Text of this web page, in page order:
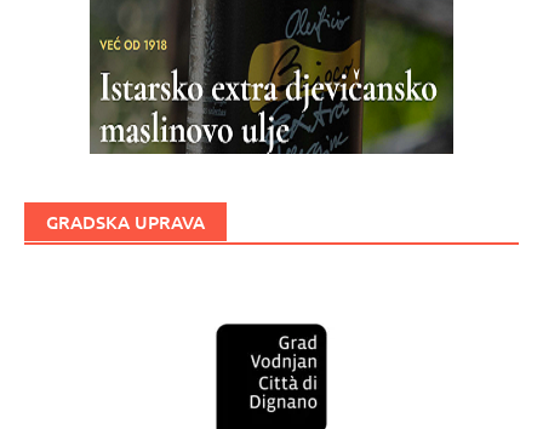
GRADSKA UPRAVA